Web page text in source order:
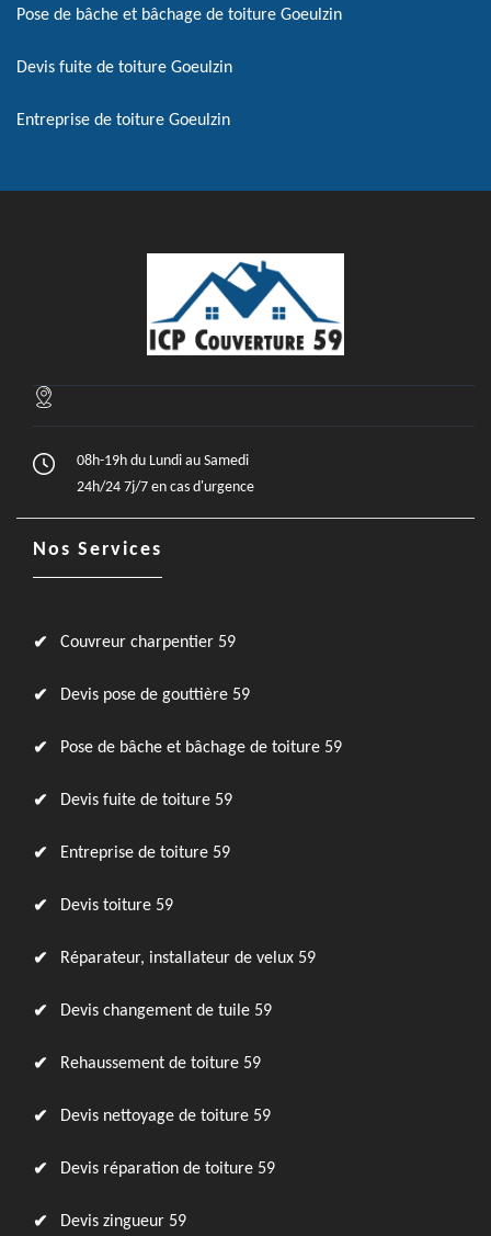
Pose de bâche et bâchage de toiture Goeulzin
Devis fuite de toiture Goeulzin
Entreprise de toiture Goeulzin
08h-19h du Lundi au Samedi
24h/24 7j/7 en cas d'urgence
Nos Services
Couvreur charpentier 59
Devis pose de gouttière 59
Pose de bâche et bâchage de toiture 59
Devis fuite de toiture 59
Entreprise de toiture 59
Devis toiture 59
Réparateur, installateur de velux 59
Devis changement de tuile 59
Rehaussement de toiture 59
Devis nettoyage de toiture 59
Devis réparation de toiture 59
Devis zingueur 59